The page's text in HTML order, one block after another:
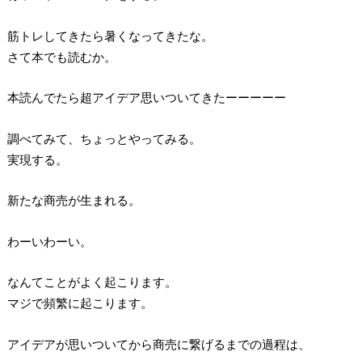
筋トレしてきたら暑くなってきたな。
さて本でも読むか。
本読んでたら超アイデア思いついてきたーーーーー
調べてみて、ちょっとやってみる。
実現する。
新たな商売が生まれる。
わーいわーい。
なんてことがよく起こります。
マジで頻繁に起こります。
アイデアが思いついてから商売に繋げるまでの過程は、